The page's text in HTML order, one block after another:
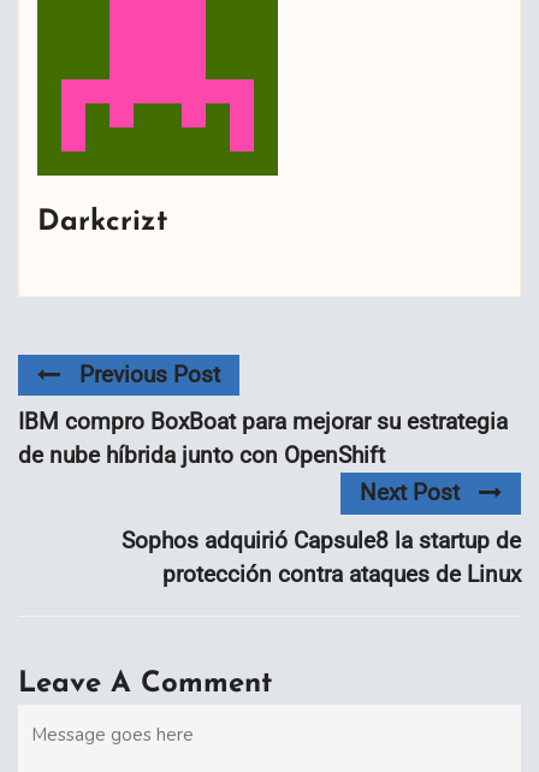
Darkcrizt
Previous Post
IBM compro BoxBoat para mejorar su estrategia
de nube híbrida junto con OpenShift
Next Post
Sophos adquirió Capsule8 la startup de
protección contra ataques de Linux
Leave A Comment